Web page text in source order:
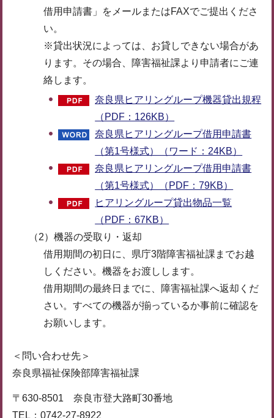
借用申請書」をメールまたはFAXでご提出くださ
い。
※貸出状況によっては、お貸しできない場合があ
ります。その場合、障害福祉課より申請者にご連
絡します。
奈良県ヒアリングループ機器貸出規程
（PDF：126KB）
奈良県ヒアリングループ借用申請書
（第1号様式）（ワード：24KB）
奈良県ヒアリングループ借用申請書
（第1号様式）（PDF：79KB）
ヒアリングループ貸出物品一覧
（PDF：67KB）
（2）機器の受取り・返却
借用期間の初日に、県庁3階障害福祉課までお越
しください。機器をお渡しします。
借用期間の最終日までに、障害福祉課へ返却くだ
さい。すべての機器が揃っているか事前に確認を
お願いします。
＜問い合わせ先＞
奈良県福祉保険部障害福祉課
〒630-8501 奈良市登大路町30番地
TEL：0742-27-8922